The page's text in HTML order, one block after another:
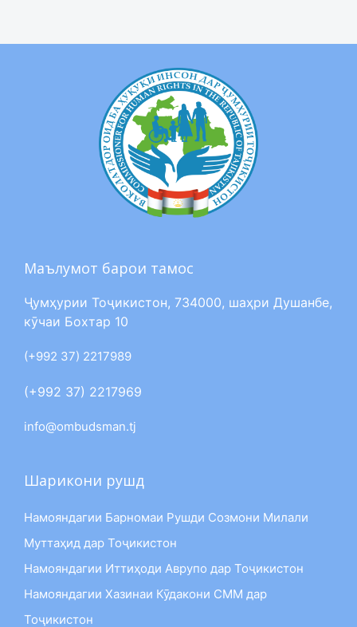
Маълумот барои тамос
Ҷумҳурии Тоҷикистон, 734000, шаҳри Душанбе,
кӯчаи Бохтар 10
(+992 37) 2217989
(+992 37) 2217969
info@ombudsman.tj
Шарикони рушд
Намояндагии Барномаи Рушди Созмони Милали
Муттаҳид дар Тоҷикистон
Намояндагии Иттиҳоди Аврупо дар Тоҷикистон
Намояндагии Хазинаи Кӯдакони СММ дар
Тоҷикистон